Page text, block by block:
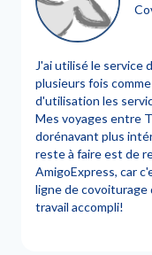
J'ai utilisé le service
plusieurs fois
d'utilisation les
Mes voyages entre
dorénavant plus
reste à faire est de
AmigoExpress, car
ligne de covoiturage
travail accompli!